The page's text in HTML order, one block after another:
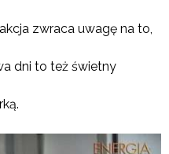
zwraca uwagę na to,
dni to też świetny